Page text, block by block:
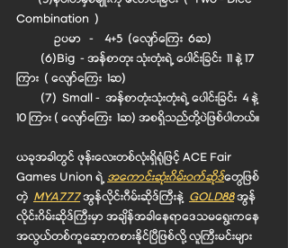
Combination  )
              ဥပမာ   -    4+5  (လျော်ကြေး  6ဆ)
ကြား  ( လျော်ကြေး  1ဆ)
10 ကြား ( လျော်ကြေး  1ဆ) အစရှိသည်တို့ပဲဖြစ်ပါတယ်။
ယခုအခါတွင် ဖုန်းလေးတစ်လုံးရှိရုံဖြင့် ACE Fair
Games Union ရဲ့ အကောင်းဆုံးဂိမ်း၀က်ဆိုဒ်တွေဖြစ်
တဲ့ MYA777 အွန်လိုင်းဂီမ်းဆိုဒ်ကြီးနဲ့ GOLD88 အွန်
လိုင်းဂိမ်းဆိုဒ်ကြီးမှာ အချိန်အခါနေရာဒေသမရွေးကနေ
အလွယ်တစ်ကူဆော့ကစားနိုင်ပြီဖြစ်လို့ လူကြီးမင်းများ